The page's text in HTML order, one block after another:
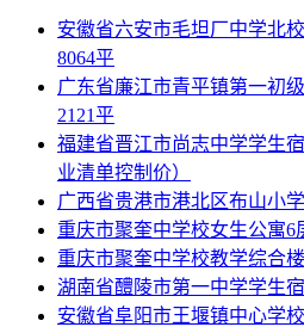
安徽省六安市毛坦厂中学北
8064平
广东省廉江市青平镇第一初
2121平
福建省晋江市尚志中学学生
业清单控制价）
广西省贵港市港北区布山小
重庆市聚奎中学校女生公寓6
重庆市聚奎中学校教学综合楼
湖南省醴陵市第一中学学生
安徽省阜阳市王堰镇中心学